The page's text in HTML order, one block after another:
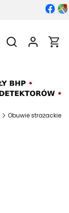
Otwórz
Obuwie strażackie